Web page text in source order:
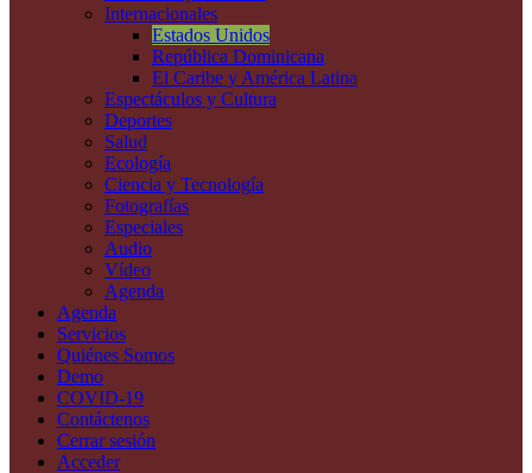
Internacionales
Estados Unidos
República Dominicana
El Caribe y América Latina
Espectáculos y Cultura
Deportes
Salud
Ecología
Ciencia y Tecnología
Fotografías
Especiales
Audio
Vídeo
Agenda
Agenda
Servicios
Quiénes Somos
Demo
COVID-19
Contáctenos
Cerrar sesión
Acceder